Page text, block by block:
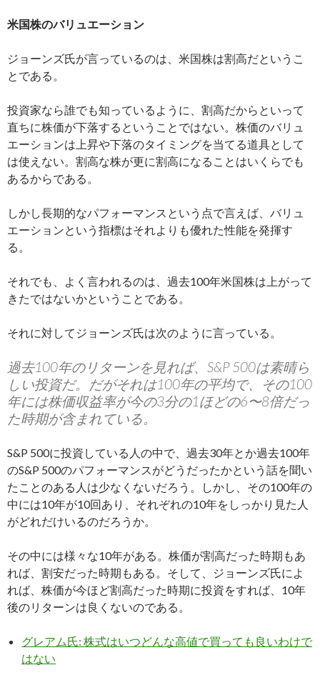
米国株のバリュエーション
ジョーンズ氏が言っているのは、米国株は割高だというこ
とである。
投資家なら誰でも知っているように、割高だからといって
直ちに株価が下落するということではない。株価のバリュ
エーションは上昇や下落のタイミングを当てる道具として
は使えない。割高な株が更に割高になることはいくらでも
あるからである。
しかし長期的なパフォーマンスという点で言えば、バリュ
エーションという指標はそれよりも優れた性能を発揮す
る。
それでも、よく言われるのは、過去100年米国株は上がって
きたではないかということである。
それに対してジョーンズ氏は次のように言っている。
過去100年のリターンを見れば、S&P 500は素晴ら
しい投資だ。だがそれは100年の平均で、その100
年には株価収益率が今の3分の1ほどの6〜8倍だっ
た時期が含まれている。
S&P 500に投資している人の中で、過去30年とか過去100年
のS&P 500のパフォーマンスがどうだったかという話を聞い
たことのある人は少なくないだろう。しかし、その100年の
中には10年が10回あり、それぞれの10年をしっかり見た人
がどれだけいるのだろうか。
その中には様々な10年がある。株価が割高だった時期もあ
れば、割安だった時期もある。そして、ジョーンズ氏によ
れば、株価が今ほど割高だった時期に投資をすれば、10年
後のリターンは良くないのである。
グレアム氏: 株式はいつどんな高値で買っても良いわけで
はない